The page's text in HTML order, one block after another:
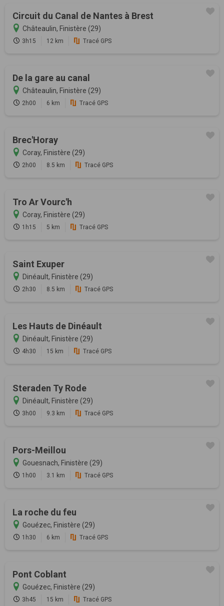
Circuit du Canal de Nantes à Brest
Châteaulin, Finistère (29)
3h15 12 km Tracé GPS
De la gare au canal
Châteaulin, Finistère (29)
2h00 6 km Tracé GPS
Brec'Horay
Coray, Finistère (29)
2h00 8.5 km Tracé GPS
Tro Ar Vourc'h
Coray, Finistère (29)
1h15 5 km Tracé GPS
Saint Exuper
Dinéault, Finistère (29)
2h30 8.5 km Tracé GPS
Les Hauts de Dinéault
Dinéault, Finistère (29)
4h30 15 km Tracé GPS
Steraden Ty Rode
Dinéault, Finistère (29)
3h00 9.3 km Tracé GPS
Pors-Meillou
Gouesnach, Finistère (29)
1h00 3.1 km Tracé GPS
La roche du feu
Gouézec, Finistère (29)
1h30 6 km Tracé GPS
Pont Coblant
Gouézec, Finistère (29)
3h45 15 km Tracé GPS